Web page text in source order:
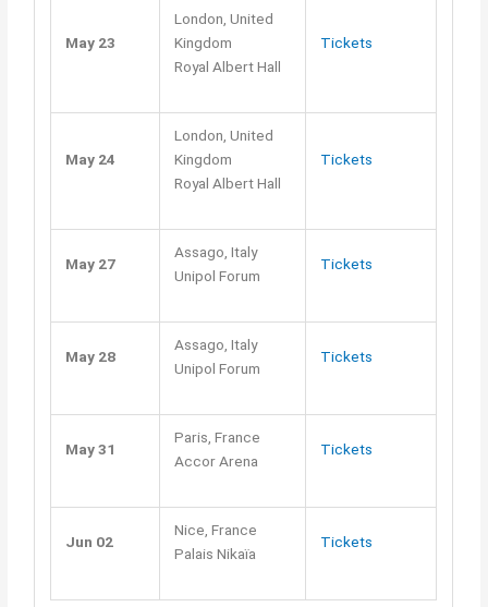
May 23
London, United
Kingdom
Royal Albert Hall
Tickets
May 24
London, United
Kingdom
Royal Albert Hall
Tickets
May 27
Assago, Italy
Unipol Forum
Tickets
May 28
Assago, Italy
Unipol Forum
Tickets
May 31
Paris, France
Accor Arena
Tickets
Jun 02
Nice, France
Palais Nikaïa
Tickets